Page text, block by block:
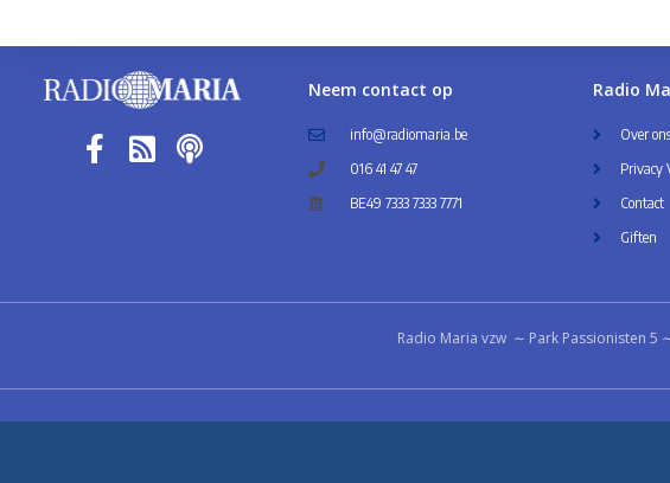
Neem contact op
info@radiomaria.be
016 41 47 47
BE49 7333 7333 7771
Radio
Over ons
Privacy
Contact
Giften
Radio Maria vzw ∼ Park Passionisten